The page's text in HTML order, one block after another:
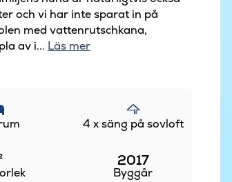
och vi har inte sparat in på
med vattenrutschkana,
av i... Läs mer
4 x säng på sovloft
2017
Byggår